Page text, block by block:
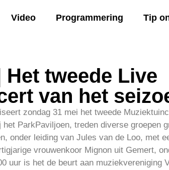
Video Programmering Tip
tweede Live
van het
zondag 31 mei het tweede
ParkPaviljoen, treden diverse groepen
onder leiding van Jules van de Loo, met
vrouwenkoor Mignon uit Gemert,
uur is het de beurt aan muziekvereniging